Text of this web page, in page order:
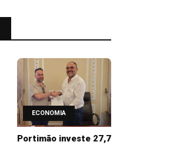
ECONOMIA
Portimão investe 27,7